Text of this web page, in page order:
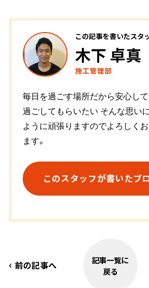
この記事を書いたスタ
木下 卓真
施工管理部
毎日を過ごす場所だから安心して
過ごしてもらいたい そんな思い
ように頑張りますのでよろしく
ます。
このスタッフが書いたブ
前の記事へ
記事一覧に
戻る